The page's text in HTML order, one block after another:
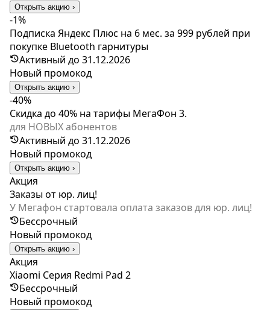
Открыть акцию ›
-1%
Подписка Яндекс Плюс на 6 мес. за 999 рублей при
покупке Bluetooth гарнитуры
Активный до 31.12.2026
Новый промокод
Открыть акцию ›
-40%
Скидка до 40% на тарифы МегаФон 3.
для НОВЫХ абонентов
Активный до 31.12.2026
Новый промокод
Открыть акцию ›
Акция
Заказы от юр. лиц!
У Мегафон стартовала оплата заказов для юр. лиц!
Бессрочный
Новый промокод
Открыть акцию ›
Акция
Xiaomi Серия Redmi Pad 2
Бессрочный
Новый промокод